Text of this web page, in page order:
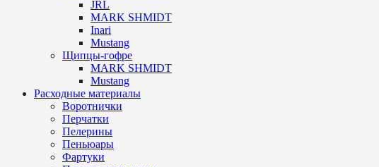
JRL
MARK SHMIDT
Inari
Mustang
Щипцы-гофре
MARK SHMIDT
Mustang
Расходные материалы
Воротнички
Перчатки
Пелерины
Пеньюары
Фартуки